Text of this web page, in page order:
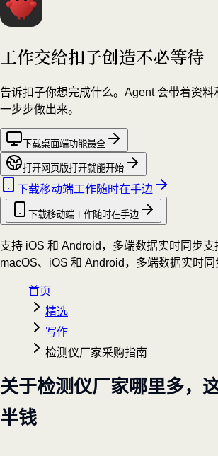
工作交给扣子创造不必等待
告诉扣子你想完成什么。Agent 会带着资料
一步步做出来。
下载桌面端功能最全
打开网页版打开就能开始
下载移动端工作随时在手边
下载移动端工作随时在手边
支持 iOS 和 Android，多端数据实时同步支
macOS、iOS 和 Android，多端数据实时同
首页
精选
写作
检测仪厂家采购指南
关于检测仪厂家哪里多，
半钱